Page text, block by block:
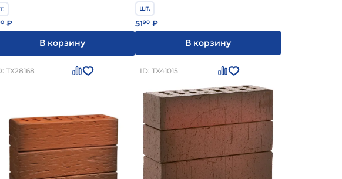
₽
В корзину
шт.
5190 ₽
В корзину
ТХ28168 ID: ТХ41015